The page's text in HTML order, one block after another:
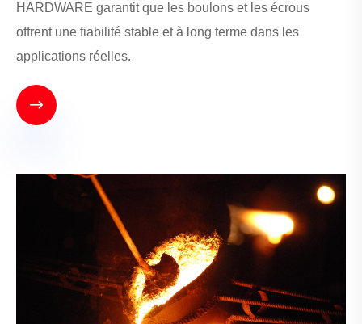
HARDWARE garantit que les boulons et les écrous
offrent une fiabilité stable et à long terme dans les
applications réelles.
